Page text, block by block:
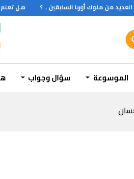
من ملوك أوربا السابقين .. ؟ هل تعلم ان ؟
الموسوعة سؤال وجواب